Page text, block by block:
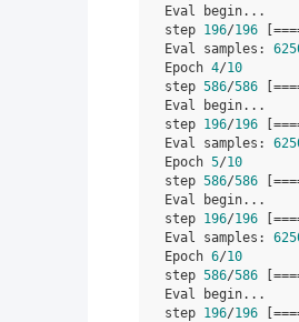
Eval begin...
step 196/196
Eval samples:
Epoch 4/10
step 586/586
Eval begin...
step 196/196
Eval samples:
Epoch 5/10
step 586/586
Eval begin...
step 196/196
Eval samples:
Epoch 6/10
step 586/586
Eval begin...
step 196/196